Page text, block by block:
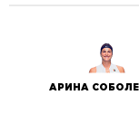
АРИНА